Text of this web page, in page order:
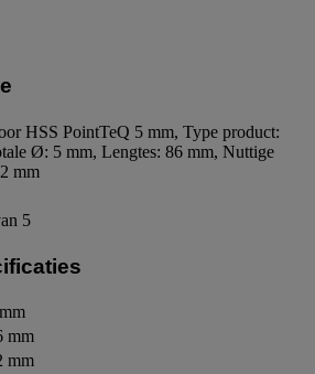
HSS PointTeQ 5 mm, Type product:
Ø: 5 mm, Lengtes: 86 mm, Nuttige
mm
5
mm
mm